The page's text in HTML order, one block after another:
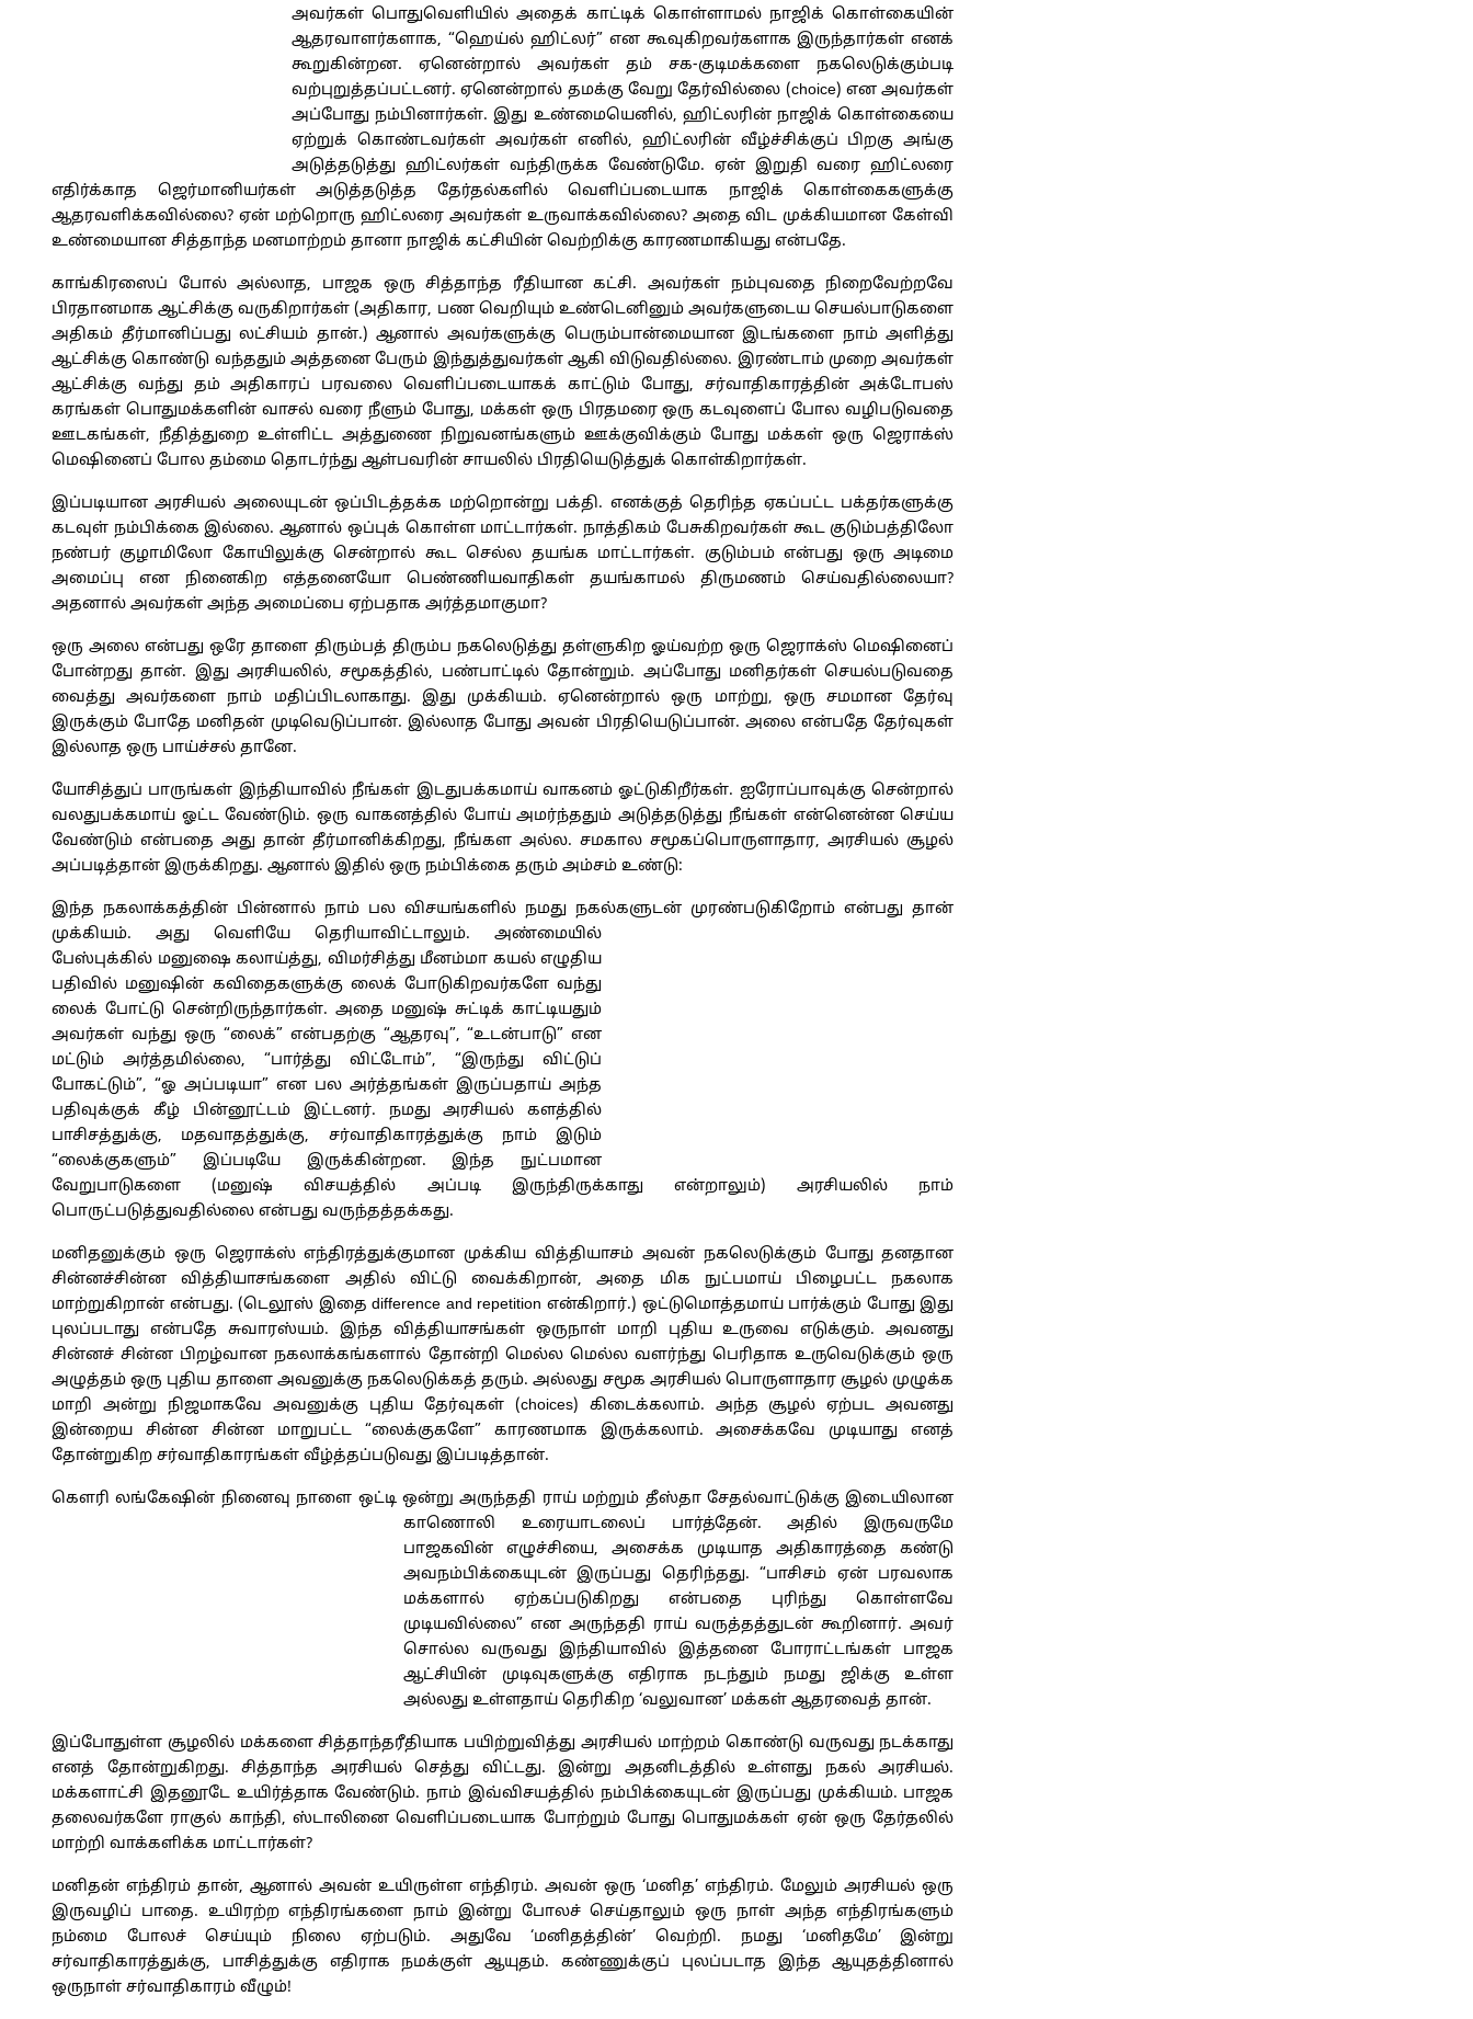
அவர்கள் பொதுவெளியில் அதைக் காட்டிக் கொள்ளாமல் நாஜிக் கொள்கையின்
ஆதரவாளர்களாக, “ஹெய்ல் ஹிட்லர்” என கூவுகிறவர்களாக இருந்தார்கள் எனக்
கூறுகின்றன. ஏனென்றால் அவர்கள் தம் சக-குடிமக்களை நகலெடுக்கும்படி
வற்புறுத்தப்பட்டனர். ஏனென்றால் தமக்கு வேறு தேர்வில்லை (choice) என அவர்கள்
அப்போது நம்பினார்கள். இது உண்மையெனில், ஹிட்லரின் நாஜிக் கொள்கையை
ஏற்றுக் கொண்டவர்கள் அவர்கள் எனில், ஹிட்லரின் வீழ்ச்சிக்குப் பிறகு அங்கு
அடுத்தடுத்து ஹிட்லர்கள் வந்திருக்க வேண்டுமே. ஏன் இறுதி வரை ஹிட்லரை
எதிர்க்காத ஜெர்மானியர்கள் அடுத்தடுத்த தேர்தல்களில் வெளிப்படையாக நாஜிக் கொள்கைகளுக்கு
ஆதரவளிக்கவில்லை? ஏன் மற்றொரு ஹிட்லரை அவர்கள் உருவாக்கவில்லை? அதை விட முக்கியமான கேள்வி
உண்மையான சித்தாந்த மனமாற்றம் தானா நாஜிக் கட்சியின் வெற்றிக்கு காரணமாகியது என்பதே.
காங்கிரஸைப் போல் அல்லாத, பாஜக ஒரு சித்தாந்த ரீதியான கட்சி. அவர்கள் நம்புவதை நிறைவேற்றவே
பிரதானமாக ஆட்சிக்கு வருகிறார்கள் (அதிகார, பண வெறியும் உண்டெனினும் அவர்களுடைய செயல்பாடுகளை
அதிகம் தீர்மானிப்பது லட்சியம் தான்.) ஆனால் அவர்களுக்கு பெரும்பான்மையான இடங்களை நாம் அளித்து
ஆட்சிக்கு கொண்டு வந்ததும் அத்தனை பேரும் இந்துத்துவர்கள் ஆகி விடுவதில்லை. இரண்டாம் முறை அவர்கள்
ஆட்சிக்கு வந்து தம் அதிகாரப் பரவலை வெளிப்படையாகக் காட்டும் போது, சர்வாதிகாரத்தின் அக்டோபஸ்
கரங்கள் பொதுமக்களின் வாசல் வரை நீளும் போது, மக்கள் ஒரு பிரதமரை ஒரு கடவுளைப் போல வழிபடுவதை
ஊடகங்கள், நீதித்துறை உள்ளிட்ட அத்துணை நிறுவனங்களும் ஊக்குவிக்கும் போது மக்கள் ஒரு ஜெராக்ஸ்
மெஷினைப் போல தம்மை தொடர்ந்து ஆள்பவரின் சாயலில் பிரதியெடுத்துக் கொள்கிறார்கள்.
இப்படியான அரசியல் அலையுடன் ஒப்பிடத்தக்க மற்றொன்று பக்தி. எனக்குத் தெரிந்த ஏகப்பட்ட பக்தர்களுக்கு
கடவுள் நம்பிக்கை இல்லை. ஆனால் ஒப்புக் கொள்ள மாட்டார்கள். நாத்திகம் பேசுகிறவர்கள் கூட குடும்பத்திலோ
நண்பர் குழாமிலோ கோயிலுக்கு சென்றால் கூட செல்ல தயங்க மாட்டார்கள். குடும்பம் என்பது ஒரு அடிமை
அமைப்பு என நினைகிற எத்தனையோ பெண்ணியவாதிகள் தயங்காமல் திருமணம் செய்வதில்லையா?
அதனால் அவர்கள் அந்த அமைப்பை ஏற்பதாக அர்த்தமாகுமா?
ஒரு அலை என்பது ஒரே தாளை திரும்பத் திரும்ப நகலெடுத்து தள்ளுகிற ஓய்வற்ற ஒரு ஜெராக்ஸ் மெஷினைப்
போன்றது தான். இது அரசியலில், சமூகத்தில், பண்பாட்டில் தோன்றும். அப்போது மனிதர்கள் செயல்படுவதை
வைத்து அவர்களை நாம் மதிப்பிடலாகாது. இது முக்கியம். ஏனென்றால் ஒரு மாற்று, ஒரு சமமான தேர்வு
இருக்கும் போதே மனிதன் முடிவெடுப்பான். இல்லாத போது அவன் பிரதியெடுப்பான். அலை என்பதே தேர்வுகள்
இல்லாத ஒரு பாய்ச்சல் தானே.
யோசித்துப் பாருங்கள் இந்தியாவில் நீங்கள் இடதுபக்கமாய் வாகனம் ஓட்டுகிறீர்கள். ஐரோப்பாவுக்கு சென்றால்
வலதுபக்கமாய் ஓட்ட வேண்டும். ஒரு வாகனத்தில் போய் அமர்ந்ததும் அடுத்தடுத்து நீங்கள் என்னென்ன செய்ய
வேண்டும் என்பதை அது தான் தீர்மானிக்கிறது, நீங்கள அல்ல. சமகால சமூகப்பொருளாதார, அரசியல் சூழல்
அப்படித்தான் இருக்கிறது. ஆனால் இதில் ஒரு நம்பிக்கை தரும் அம்சம் உண்டு:
இந்த நகலாக்கத்தின் பின்னால் நாம் பல விசயங்களில் நமது நகல்களுடன் முரண்படுகிறோம் என்பது தான்
முக்கியம். அது வெளியே தெரியாவிட்டாலும். அண்மையில்
பேஸ்புக்கில் மனுஷை கலாய்த்து, விமர்சித்து மீனம்மா கயல் எழுதிய
பதிவில் மனுஷின் கவிதைகளுக்கு லைக் போடுகிறவர்களே வந்து
லைக் போட்டு சென்றிருந்தார்கள். அதை மனுஷ் சுட்டிக் காட்டியதும்
அவர்கள் வந்து ஒரு “லைக்” என்பதற்கு “ஆதரவு”, “உடன்பாடு” என
மட்டும் அர்த்தமில்லை, “பார்த்து விட்டோம்”, “இருந்து விட்டுப்
போகட்டும்”, “ஓ அப்படியா” என பல அர்த்தங்கள் இருப்பதாய் அந்த
பதிவுக்குக் கீழ் பின்னூட்டம் இட்டனர். நமது அரசியல் களத்தில்
பாசிசத்துக்கு, மதவாதத்துக்கு, சர்வாதிகாரத்துக்கு நாம் இடும்
“லைக்குகளும்” இப்படியே இருக்கின்றன. இந்த நுட்பமான
வேறுபாடுகளை (மனுஷ் விசயத்தில் அப்படி இருந்திருக்காது என்றாலும்) அரசியலில் நாம்
பொருட்படுத்துவதில்லை என்பது வருந்தத்தக்கது.
மனிதனுக்கும் ஒரு ஜெராக்ஸ் எந்திரத்துக்குமான முக்கிய வித்தியாசம் அவன் நகலெடுக்கும் போது தனதான
சின்னச்சின்ன வித்தியாசங்களை அதில் விட்டு வைக்கிறான், அதை மிக நுட்பமாய் பிழைபட்ட நகலாக
மாற்றுகிறான் என்பது. (டெலூஸ் இதை difference and repetition என்கிறார்.) ஒட்டுமொத்தமாய் பார்க்கும் போது இது
புலப்படாது என்பதே சுவாரஸ்யம். இந்த வித்தியாசங்கள் ஒருநாள் மாறி புதிய உருவை எடுக்கும். அவனது
சின்னச் சின்ன பிறழ்வான நகலாக்கங்களால் தோன்றி மெல்ல மெல்ல வளர்ந்து பெரிதாக உருவெடுக்கும் ஒரு
அழுத்தம் ஒரு புதிய தாளை அவனுக்கு நகலெடுக்கத் தரும். அல்லது சமூக அரசியல் பொருளாதார சூழல் முழுக்க
மாறி அன்று நிஜமாகவே அவனுக்கு புதிய தேர்வுகள் (choices) கிடைக்கலாம். அந்த சூழல் ஏற்பட அவனது
இன்றைய சின்ன சின்ன மாறுபட்ட “லைக்குகளே” காரணமாக இருக்கலாம். அசைக்கவே முடியாது எனத்
தோன்றுகிற சர்வாதிகாரங்கள் வீழ்த்தப்படுவது இப்படித்தான்.
கௌரி லங்கேஷின் நினைவு நாளை ஒட்டி ஒன்று அருந்ததி ராய் மற்றும் தீஸ்தா சேதல்வாட்டுக்கு இடையிலான
காணொலி உரையாடலைப் பார்த்தேன். அதில் இருவருமே
பாஜகவின் எழுச்சியை, அசைக்க முடியாத அதிகாரத்தை கண்டு
அவநம்பிக்கையுடன் இருப்பது தெரிந்தது. “பாசிசம் ஏன் பரவலாக
மக்களால் ஏற்கப்படுகிறது என்பதை புரிந்து கொள்ளவே
முடியவில்லை” என அருந்ததி ராய் வருத்தத்துடன் கூறினார். அவர்
சொல்ல வருவது இந்தியாவில் இத்தனை போராட்டங்கள் பாஜக
ஆட்சியின் முடிவுகளுக்கு எதிராக நடந்தும் நமது ஜிக்கு உள்ள
அல்லது உள்ளதாய் தெரிகிற ‘வலுவான’ மக்கள் ஆதரவைத் தான்.
இப்போதுள்ள சூழலில் மக்களை சித்தாந்தரீதியாக பயிற்றுவித்து அரசியல் மாற்றம் கொண்டு வருவது நடக்காது
எனத் தோன்றுகிறது. சித்தாந்த அரசியல் செத்து விட்டது. இன்று அதனிடத்தில் உள்ளது நகல் அரசியல்.
மக்களாட்சி இதனூடே உயிர்த்தாக வேண்டும். நாம் இவ்விசயத்தில் நம்பிக்கையுடன் இருப்பது முக்கியம். பாஜக
தலைவர்களே ராகுல் காந்தி, ஸ்டாலினை வெளிப்படையாக போற்றும் போது பொதுமக்கள் ஏன் ஒரு தேர்தலில்
மாற்றி வாக்களிக்க மாட்டார்கள்?
மனிதன் எந்திரம் தான், ஆனால் அவன் உயிருள்ள எந்திரம். அவன் ஒரு ‘மனித’ எந்திரம். மேலும் அரசியல் ஒரு
இருவழிப் பாதை. உயிரற்ற எந்திரங்களை நாம் இன்று போலச் செய்தாலும் ஒரு நாள் அந்த எந்திரங்களும்
நம்மை போலச் செய்யும் நிலை ஏற்படும். அதுவே ‘மனிதத்தின்’ வெற்றி. நமது ‘மனிதமே’ இன்று
சர்வாதிகாரத்துக்கு, பாசித்துக்கு எதிராக நமக்குள் ஆயுதம். கண்ணுக்குப் புலப்படாத இந்த ஆயுதத்தினால்
ஒருநாள் சர்வாதிகாரம் வீழும்!